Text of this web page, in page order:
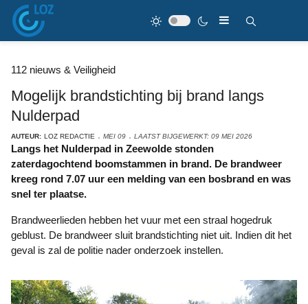
112 nieuws & Veiligheid
Mogelijk brandstichting bij brand langs
Nulderpad
AUTEUR: LOZ REDACTIE MEI 09 LAATST BIJGEWERKT: 09 MEI 2026
Langs het Nulderpad in Zeewolde stonden
zaterdagochtend boomstammen in brand. De brandweer
kreeg rond 7.07 uur een melding van een bosbrand en was
snel ter plaatse.
Brandweerlieden hebben het vuur met een straal hogedruk
geblust. De brandweer sluit brandstichting niet uit. Indien dit het
geval is zal de politie nader onderzoek instellen.